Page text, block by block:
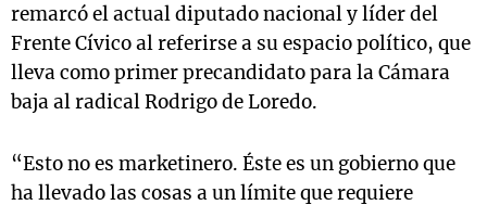
remarcó el actual diputado nacional y líder del
Frente Cívico al referirse a su espacio político, que
lleva como primer precandidato para la Cámara
baja al radical Rodrigo de Loredo.
“Esto no es marketinero. Éste es un gobierno que
ha llevado las cosas a un límite que requiere